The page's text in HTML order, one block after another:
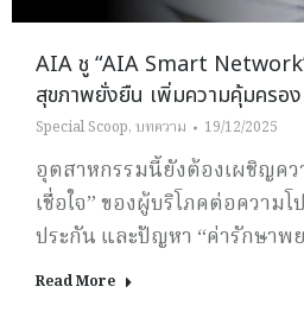
AIA ชู “AIA Smart
สุขภาพยั่งยืน เพิ่มความคุ้มครอ
Special Scoop, บทความ 19/12/2025
อุตสาหกรรมนี้ยังต้องเผชิญคว
เชื่อใจ” ของผู้บริโภคต่อความโ
ประกัน และปัญหา “ค่ารักษาพ
Read More